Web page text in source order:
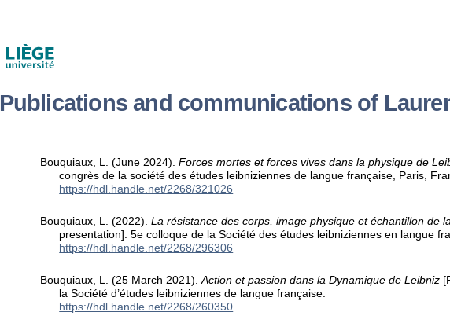
Publications and communications of
Bouquiaux, L. (June 2024).Forces mortes et forces vives dans la physique de
congrès de la société des études leibniziennes de langue française, Paris,
https://hdl.handle.net/2268/321026
Bouquiaux, L. (2022).La résistance des corps, image physique et échantillon de
presentation]. 5e colloque de la Société des études leibniziennes en langue
https://hdl.handle.net/2268/296306
Bouquiaux, L. (25 March 2021).Action et passion dans la Dynamique de Leibniz
la Société d’études leibniziennes de langue française.
https://hdl.handle.net/2268/260350